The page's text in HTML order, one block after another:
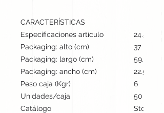
CARACTERÍSTICAS
Especificaciones artículo
24.5 cm
Packaging: alto (cm)
37
Packaging: largo (cm)
59.5
Packaging: ancho (cm)
22.5
Peso caja (Kgr)
6
Unidades/caja
50
Catálogo
Stock